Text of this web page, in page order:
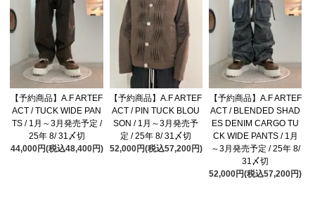
【予約商品】A.F ARTEF
ACT / TUCK WIDE PAN
TS / 1月～3月発売予定 /
25年 8/ 31〆切
44,000円(税込48,400円)
【予約商品】A.F ARTEF
ACT / PIN TUCK BLOU
SON / 1月～3月発売予
定 / 25年 8/ 31〆切
52,000円(税込57,200円)
【予約商品】A.F ARTEF
ACT / BLENDED SHAD
ES DENIM CARGO TU
CK WIDE PANTS / 1月
～3月発売予定 / 25年 8/
31〆切
52,000円(税込57,200円)